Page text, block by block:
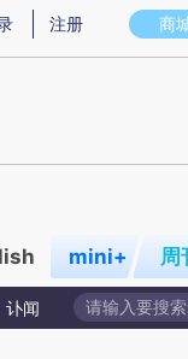
意图存在偏差。不代表财
商
注册
mini+ 周
讣闻